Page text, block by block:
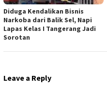
Diduga Kendalikan Bisnis
Narkoba dari Balik Sel, Napi
Lapas Kelas I Tangerang Jadi
Sorotan
Leave a Reply